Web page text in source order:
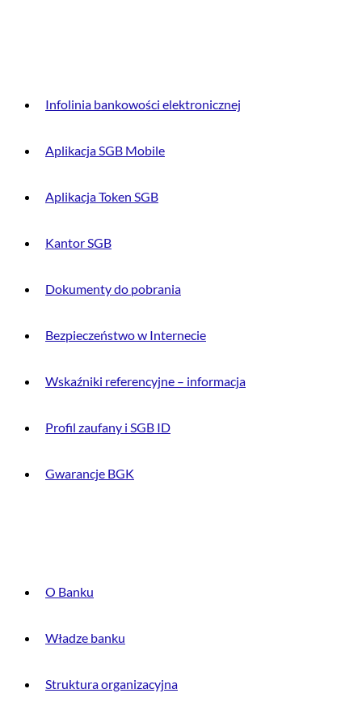
Infolinia bankowości elektronicznej
Aplikacja SGB Mobile
Aplikacja Token SGB
Kantor SGB
Dokumenty do pobrania
Bezpieczeństwo w Internecie
Wskaźniki referencyjne – informacja
Profil zaufany i SGB ID
Gwarancje BGK
O Banku
Władze banku
Struktura organizacyjna